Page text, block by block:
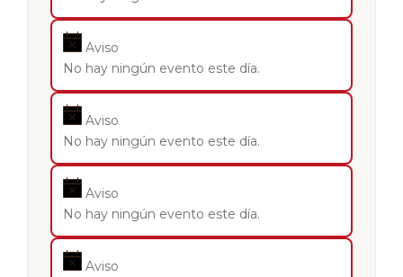
Aviso
No hay ningún evento este día.
Aviso
No hay ningún evento este día.
Aviso
No hay ningún evento este día.
Aviso